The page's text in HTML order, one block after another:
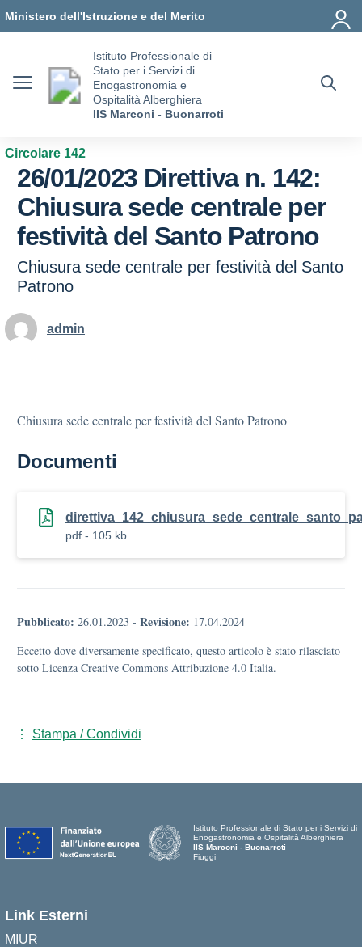
Ministero dell'Istruzione e del Merito
Istituto Professionale di
Stato per i Servizi di
Enogastronomia e
Ospitalità Alberghiera
IIS Marconi - Buonarroti
Circolare 142
26/01/2023 Direttiva n. 142:
Chiusura sede centrale per
festività del Santo Patrono
Chiusura sede centrale per festività del Santo
Patrono
admin
Chiusura sede centrale per festività del Santo Patrono
Documenti
pdf - 105 kb
Pubblicato: 26.01.2023 - Revisione: 17.04.2024
Eccetto dove diversamente specificato, questo articolo è stato rilasciato
sotto Licenza Creative Commons Attribuzione 4.0 Italia.
Stampa / Condividi
Istituto Professionale di Stato per i Servizi di
Enogastronomia e Ospitalità Alberghiera
IIS Marconi - Buonarroti
Fiuggi
Link Esterni
MIUR